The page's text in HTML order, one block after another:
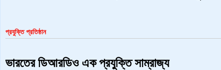
প্রযুক্তি প্রতিষ্ঠান
ভারতের ডিআরডিও এক প্রযুক্তি সাম্রাজ্য